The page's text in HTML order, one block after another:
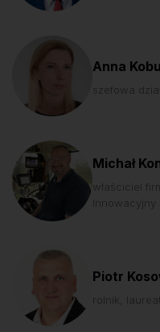
Anna
szefowa
Michał
właściciel
Innowacyjny
Piotr
rolnik,